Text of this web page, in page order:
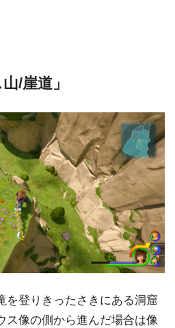
/崖道」
を登りきったさきにある洞窟
ス像の側から進んだ場合は像